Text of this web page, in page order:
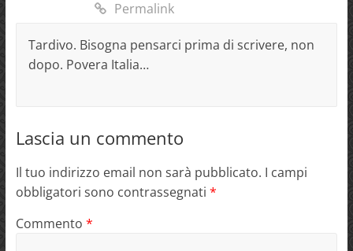
Permalink
Tardivo. Bisogna pensarci prima di scrivere, non
dopo. Povera Italia…
Lascia un commento
Il tuo indirizzo email non sarà pubblicato. I campi
obbligatori sono contrassegnati *
Commento *